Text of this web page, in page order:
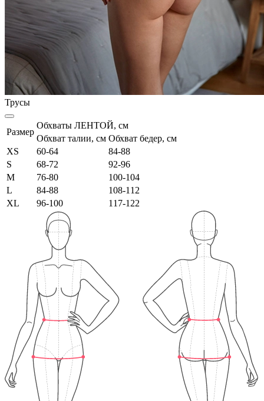
Трусы
Размер
Обхваты ЛЕНТОЙ, см
Обхват талии, см Обхват бедер, см
XS
60-64
84-88
S
68-72
92-96
M
76-80
100-104
L
84-88
108-112
XL
96-100 117-122